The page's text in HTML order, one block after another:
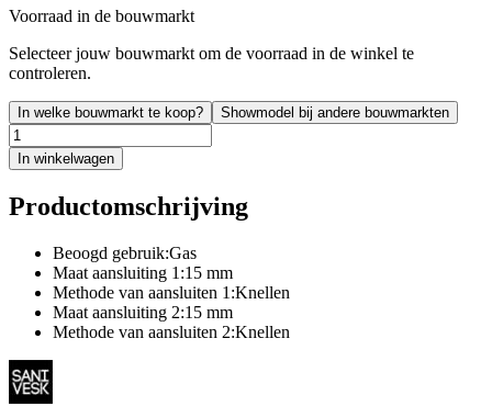
Voorraad in de bouwmarkt
Selecteer jouw bouwmarkt om de voorraad in de winkel te
controleren.
In welke bouwmarkt te koop? Showmodel bij andere bouwmarkten
In winkelwagen
Productomschrijving
Beoogd gebruik:Gas
Maat aansluiting 1:15 mm
Methode van aansluiten 1:Knellen
Maat aansluiting 2:15 mm
Methode van aansluiten 2:Knellen